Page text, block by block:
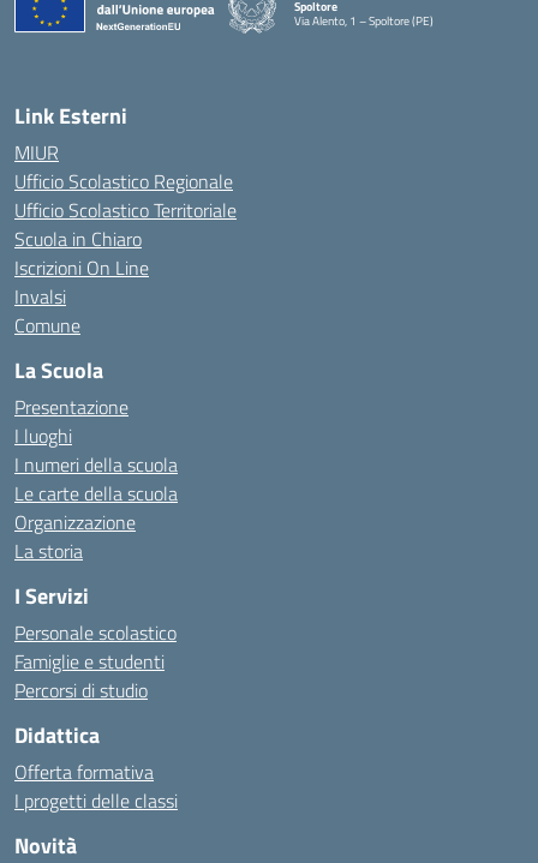
Spoltore
Via Alento, 1 – Spoltore (PE)
— Visita la pagina iniziale della scuola
Link Esterni
MIUR
Ufficio Scolastico Regionale
Ufficio Scolastico Territoriale
Scuola in Chiaro
Iscrizioni On Line
Invalsi
Comune
La Scuola
Presentazione
I luoghi
I numeri della scuola
Le carte della scuola
Organizzazione
La storia
I Servizi
Personale scolastico
Famiglie e studenti
Percorsi di studio
Didattica
Offerta formativa
I progetti delle classi
Novità